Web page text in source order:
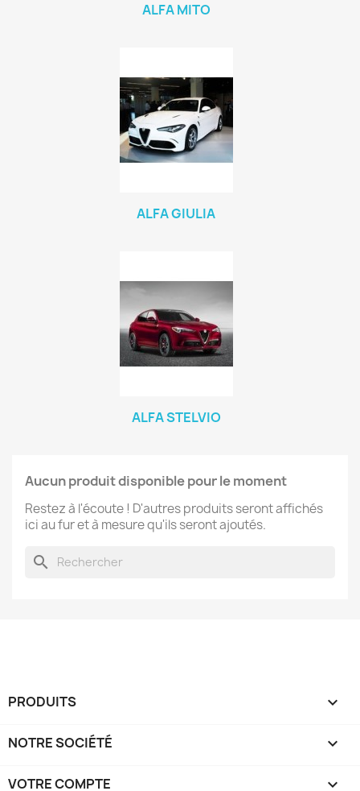
ALFA MITO
ALFA GIULIA
ALFA STELVIO
Aucun produit disponible pour le moment
Restez à l'écoute ! D'autres produits seront affichés
ici au fur et à mesure qu'ils seront ajoutés.
search
PRODUITS 
NOTRE SOCIÉTÉ 
VOTRE COMPTE 